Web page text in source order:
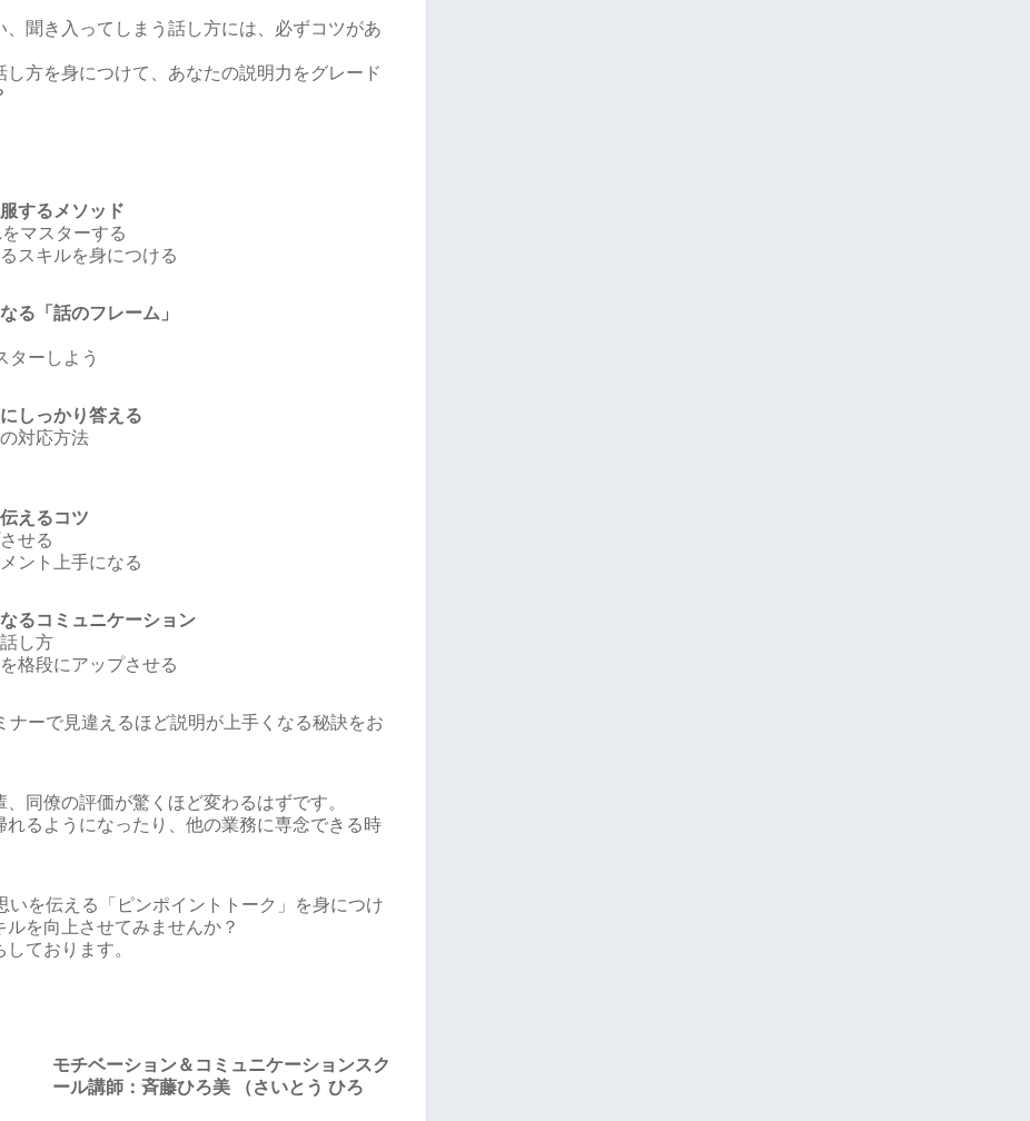
聞き入ってしまう話し方には、必ずコツがあ
方を身につけて、あなたの説明力をグレード
するメソッド
マスターする
スキルを身につける
る「話のフレーム」
ターしよう
しっかり答える
対応方法
えるコツ
せる
ント上手になる
るコミュニケーション
し方
格段にアップさせる
ナーで見違えるほど説明が上手くなる秘訣をお
同僚の評価が驚くほど変わるはずです。
るようになったり、他の業務に専念できる時
いを伝える「ピンポイントトーク」を身につけ
を向上させてみませんか？
ております。
モチベーション＆コミュニケーションスク
ール講師：斉藤ひろ美 （さいとう ひろ